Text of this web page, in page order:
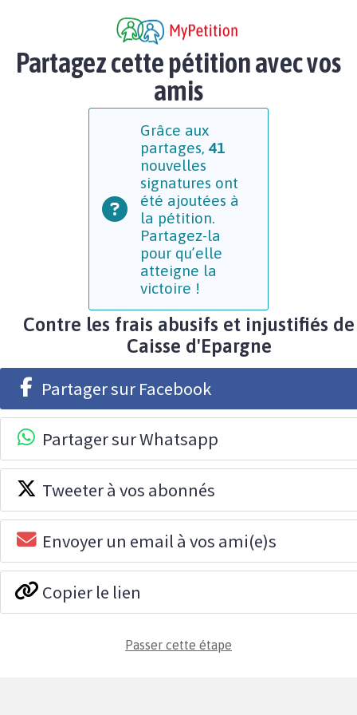
Partagez cette pétition avec vos
amis
Grâce aux
partages, 41
nouvelles
signatures ont
été ajoutées à
la pétition.
Partagez-la
pour qu’elle
atteigne la
victoire !
Contre les frais abusifs et injustifiés
Caisse d'Epargne
Partager sur Facebook
Partager sur Whatsapp
Tweeter à vos abonnés
Envoyer un email à vos ami(e)s
Copier le lien
Passer cette étape